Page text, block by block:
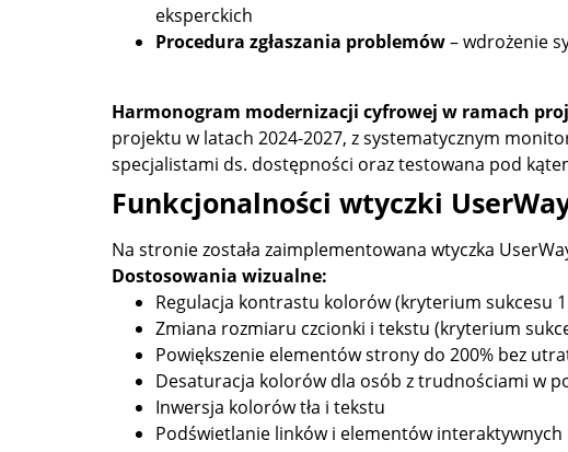
eksperckich
Procedura zgłaszania problemów– wdrożenie
Harmonogram modernizacji cyfrowej w ramach
projektu w latach 2024-2027, z systematycznym
specjalistami ds. dostępności oraz testowana pod
Funkcjonalności wtyczki
Na stronie została zaimplementowana wtyczka
Dostosowania wizualne:
Regulacja kontrastu kolorów (kryterium sukcesu
Zmiana rozmiaru czcionki i tekstu (kryterium
Powiększenie elementów strony do 200% bez
Desaturacja kolorów dla osób z trudnościami w
Inwersja kolorów tła i tekstu
Podświetlanie linków i elementów interaktywnych